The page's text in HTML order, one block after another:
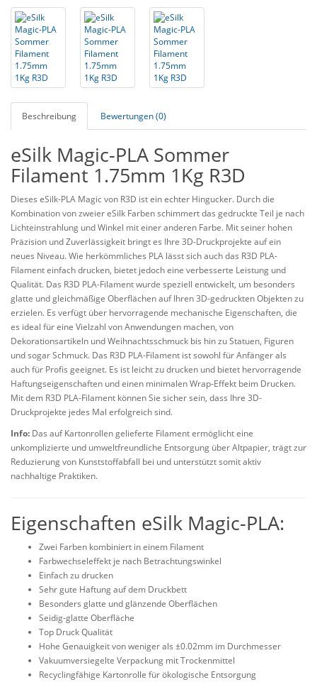
Beschreibung Bewertungen (0)
eSilk Magic-PLA Sommer
Filament 1.75mm 1Kg R3D
Dieses eSilk-PLA Magic von R3D ist ein echter Hingucker. Durch die
Kombination von zweier eSilk Farben schimmert das gedruckte Teil je nach
Lichteinstrahlung und Winkel mit einer anderen Farbe. Mit seiner hohen
Präzision und Zuverlässigkeit bringt es Ihre 3D-Druckprojekte auf ein
neues Niveau. Wie herkömmliches PLA lässt sich auch das R3D PLA-
Filament einfach drucken, bietet jedoch eine verbesserte Leistung und
Qualität. Das R3D PLA-Filament wurde speziell entwickelt, um besonders
glatte und gleichmäßige Oberflächen auf Ihren 3D-gedruckten Objekten zu
erzielen. Es verfügt über hervorragende mechanische Eigenschaften, die
es ideal für eine Vielzahl von Anwendungen machen, von
Dekorationsartikeln und Weihnachtsschmuck bis hin zu Statuen, Figuren
und sogar Schmuck. Das R3D PLA-Filament ist sowohl für Anfänger als
auch für Profis geeignet. Es ist leicht zu drucken und bietet hervorragende
Haftungseigenschaften und einen minimalen Wrap-Effekt beim Drucken.
Mit dem R3D PLA-Filament können Sie sicher sein, dass Ihre 3D-
Druckprojekte jedes Mal erfolgreich sind.
Info: Das auf Kartonrollen gelieferte Filament ermöglicht eine
unkomplizierte und umweltfreundliche Entsorgung über Altpapier, trägt zur
Reduzierung von Kunststoffabfall bei und unterstützt somit aktiv
nachhaltige Praktiken.
Eigenschaften eSilk Magic-PLA:
Zwei Farben kombiniert in einem Filament
Farbwechseleffekt je nach Betrachtungswinkel
Einfach zu drucken
Sehr gute Haftung auf dem Druckbett
Besonders glatte und glänzende Oberflächen
Seidig-glatte Oberfläche
Top Druck Qualität
Hohe Genauigkeit von weniger als ±0.02mm im Durchmesser
Vakuumversiegelte Verpackung mit Trockenmittel
Recyclingfähige Kartonrolle für ökologische Entsorgung